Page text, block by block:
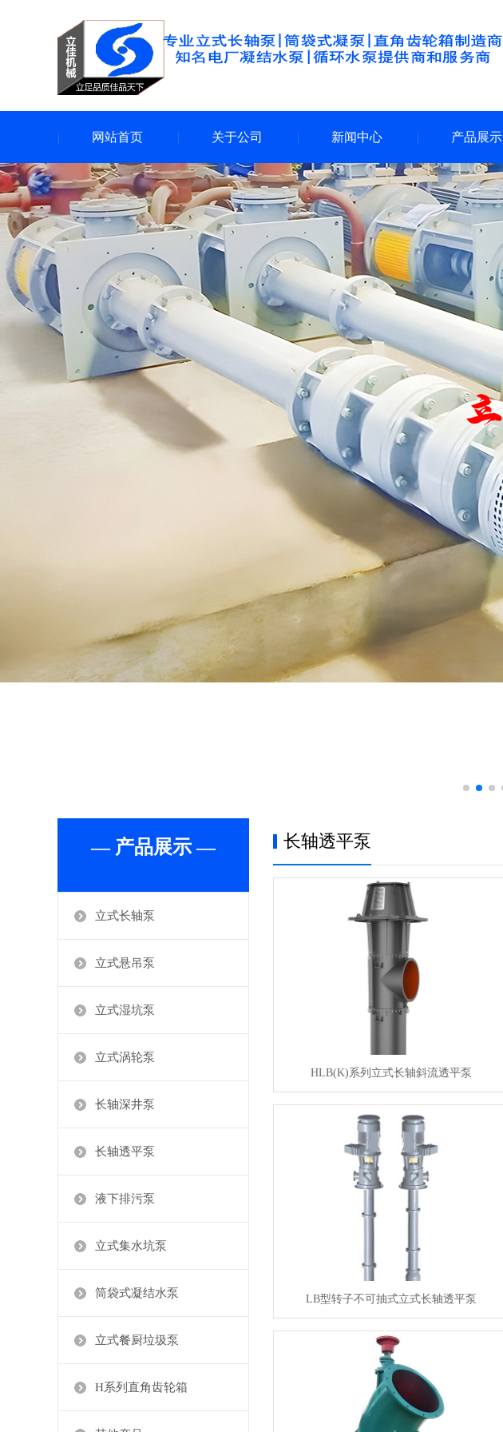
网站首页 关于公司 新闻中心 产品展示
— 产品展示 —
立式长轴泵
立式悬吊泵
立式湿坑泵
立式涡轮泵
长轴深井泵
长轴透平泵
液下排污泵
立式集水坑泵
筒袋式凝结水泵
立式餐厨垃圾泵
H系列直角齿轮箱
长轴透平泵
HLB(K)系列立式长轴斜流透平泵
LB型转子不可抽式立式长轴透平泵